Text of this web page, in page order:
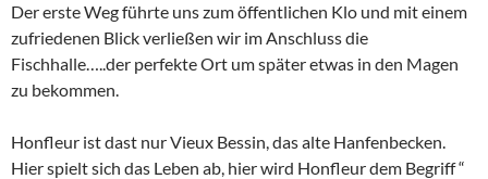
Der erste Weg führte uns zum öffentlichen Klo und mit einem
zufriedenen Blick verließen wir im Anschluss die
Fischhalle…..der perfekte Ort um später etwas in den Magen
zu bekommen.
Honfleur ist dast nur Vieux Bessin, das alte Hanfenbecken.
Hier spielt sich das Leben ab, hier wird Honfleur dem Begriff “